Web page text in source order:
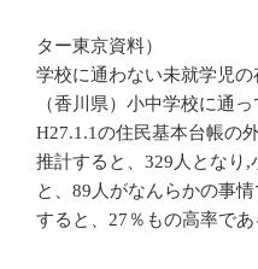
（多文
ター東京資料）
学校に通わない未就学児の
（香川県）小中学校に通
H27.1.1の住民基本台帳の
推計すると、329人となり,
と、89人がなんらかの事
すると、27％もの高率であ